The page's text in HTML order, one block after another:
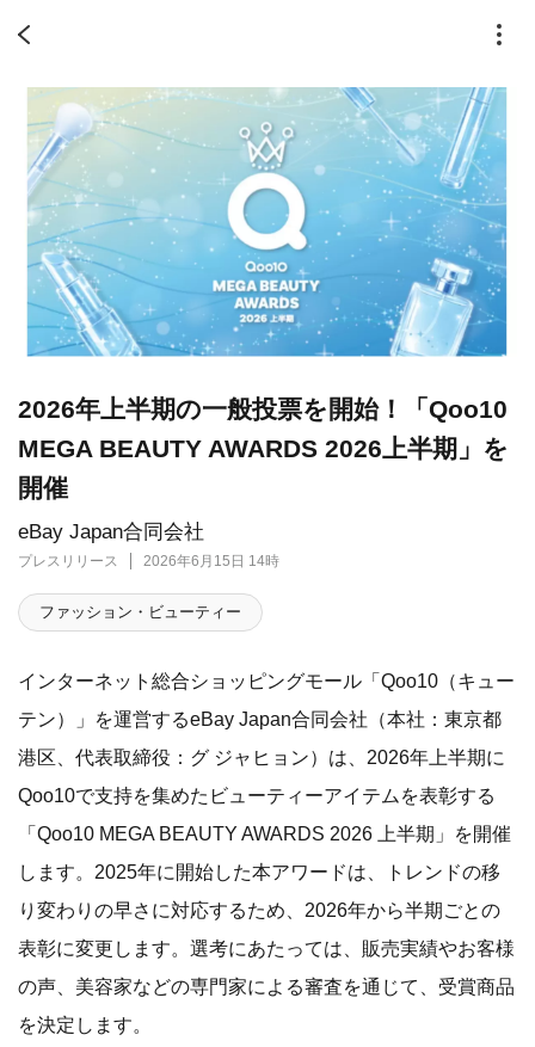
eBay Japan合同会社
プレスリリース 2026年6月15日 14時
2026年上半期の一般投票を開始！「Qoo10
MEGA BEAUTY AWARDS 2026上半期」を
開催
ファッション・ビューティー
インターネット総合ショッピングモール「Qoo10（キュー
テン）」を運営するeBay Japan合同会社（本社：東京都
港区、代表取締役：グ ジャヒョン）は、2026年上半期に
Qoo10で支持を集めたビューティーアイテムを表彰する
「Qoo10 MEGA BEAUTY AWARDS 2026 上半期」を開催
します。2025年に開始した本アワードは、トレンドの移
り変わりの早さに対応するため、2026年から半期ごとの
表彰に変更します。選考にあたっては、販売実績やお客様
の声、美容家などの専門家による審査を通じて、受賞商品
を決定します。